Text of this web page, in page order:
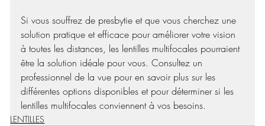
Si vous souffrez de presbytie et que vous cherchez une
solution pratique et efficace pour améliorer votre vision
à toutes les distances, les lentilles multifocales pourraient
être la solution idéale pour vous. Consultez un
professionnel de la vue pour en savoir plus sur les
différentes options disponibles et pour déterminer si les
lentilles multifocales conviennent à vos besoins.
LENTILLES